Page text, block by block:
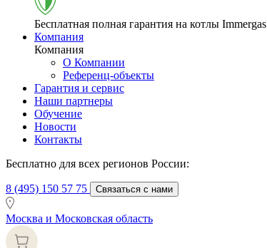
Бесплатная полная гарантия на котлы Immergas
Компания
Компания
О Компании
Референц-объекты
Гарантия и сервис
Наши партнеры
Обучение
Новости
Контакты
Бесплатно для всех регионов России:
8 (495) 150 57 75 Связаться с нами
Москва и Московская область